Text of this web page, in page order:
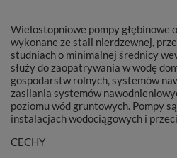
Wielostopniowe pompy głębinowe
wykonane ze stali nierdzewnej,
studniach o minimalnej średnicy
służy do zaopatrywania w wodę
gospodarstw rolnych, systemów
zasilania systemów
poziomu wód gruntowych. Pompy
instalacjach wodociągowych i
CECHY